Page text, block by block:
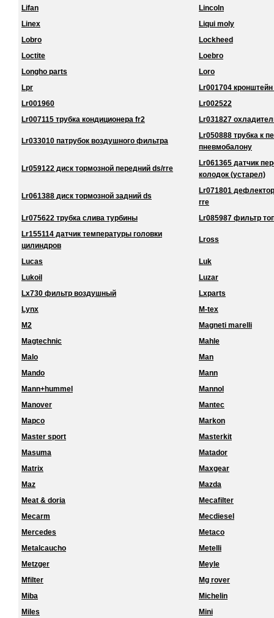
Lifan
Lincoln
Linex
Liqui moly
Lobro
Lockheed
Loctite
Loebro
Longho parts
Loro
Lpr
Lr001704
Lr001960
Lr002522
Lr007115 трубка кондиционера fr2
Lr031827
Lr033010 патрубок воздушного фильтра
Lr050888 трубка к
пневмобалону
Lr059122 диск тормозной передний ds/rre
Lr061365 датчик
колодок (устарел)
Lr061388 диск тормозной задний ds
Lr071801
rre
Lr075622 трубка слива турбины
Lr085987 фильтр
Lr155114 датчик температуры головки
цилиндров
Lross
Lucas
Luk
Lukoil
Luzar
Lx730 фильтр воздушный
Lxparts
Lynx
M-tex
M2
Magneti marelli
Magtechnic
Mahle
Malo
Man
Mando
Mann
Mann+hummel
Mannol
Manover
Mantec
Mapco
Markon
Master sport
Masterkit
Masuma
Matador
Matrix
Maxgear
Maz
Mazda
Meat & doria
Mecafilter
Mecarm
Mecdiesel
Mercedes
Metaco
Metalcaucho
Metelli
Metzger
Meyle
Mfilter
Mg rover
Miba
Michelin
Miles
Mini